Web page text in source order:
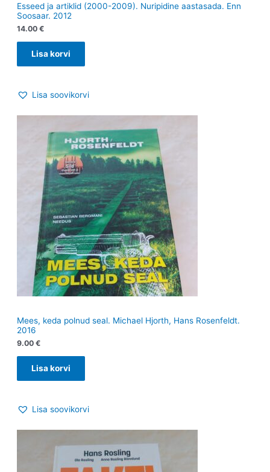
Esseed ja artiklid (2000-2009). Nuripidine aastasada. Enn
Soosaar. 2012
14.00 €
Lisa korvi
Lisa soovikorvi
Mees, keda polnud seal. Michael Hjorth, Hans Rosenfeldt.
2016
9.00 €
Lisa korvi
Lisa soovikorvi